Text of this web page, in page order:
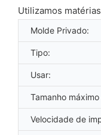
Utilizamos
Molde Privado:
Tipo:
Usar:
Tamanho
Velocidade de